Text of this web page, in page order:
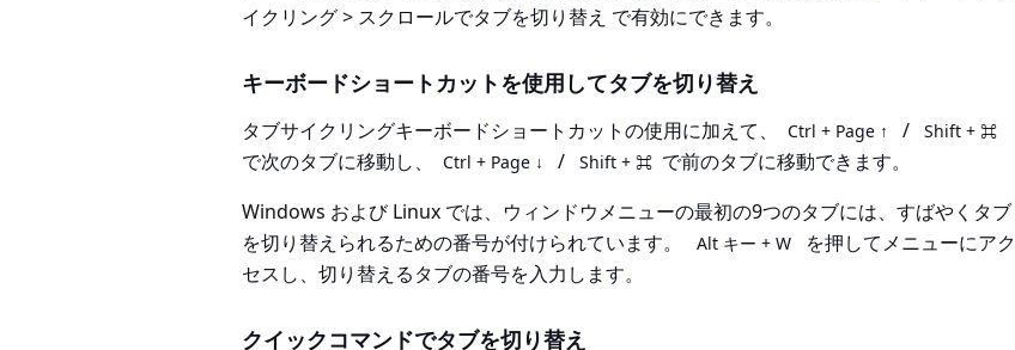
イクリング > スクロールでタブを切り替え で有効にできます。
キーボードショートカットを使用してタブを切り替え
タブサイクリングキーボードショートカットの使用に加えて、 Ctrl + Page ↑ / Shift + ⌘
で次のタブに移動し、 Ctrl + Page ↓ / Shift + ⌘ で前のタブに移動できます。
Windows および Linux では、ウィンドウメニューの最初の9つのタブには、すばやくタブ
を切り替えられるための番号が付けられています。
Alt キー + W
を押してメニューにアク
セスし、切り替えるタブの番号を入力します。
クイックコマンドでタブを切り替え